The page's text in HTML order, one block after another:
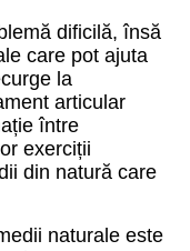
dificilă, însă
care pot ajuta
la
articular
între
exerciții
din natură care
naturale este